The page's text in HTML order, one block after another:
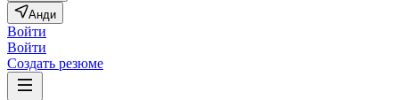
Анди
Войти
Войти
Создать резюме